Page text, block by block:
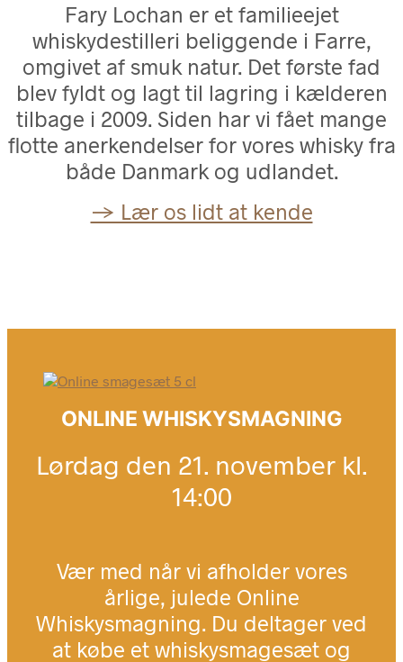
Fary Lochan er et familieejet
whiskydestilleri beliggende i Farre,
omgivet af smuk natur. Det første fad
blev fyldt og lagt til lagring i kælderen
tilbage i 2009. Siden har vi fået mange
flotte anerkendelser for vores whisky fra
både Danmark og udlandet.
→ Lær os lidt at kende
ONLINE WHISKYSMAGNING
Lørdag den 21. november kl.
14:00
Vær med når vi afholder vores
årlige, julede Online
Whiskysmagning. Du deltager ved
at købe et whiskysmagesæt og